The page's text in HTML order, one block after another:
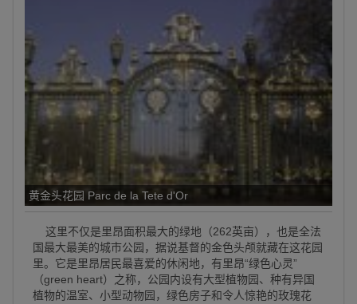
黄金头花园 Parc de la Tete d'Or
这里不仅是里昂面积最大的绿地（262英亩），也是全法
国最大最美的城市公园，据说基督的金色头颅就藏在这花园
里。它是里昂居民最喜爱的休闲地，有里昂“绿色心灵”
（green heart）之称，公园内设有大型植物园、种有异国
植物的温室、小型动物园，绿色房子和令人惊艳的玫瑰花